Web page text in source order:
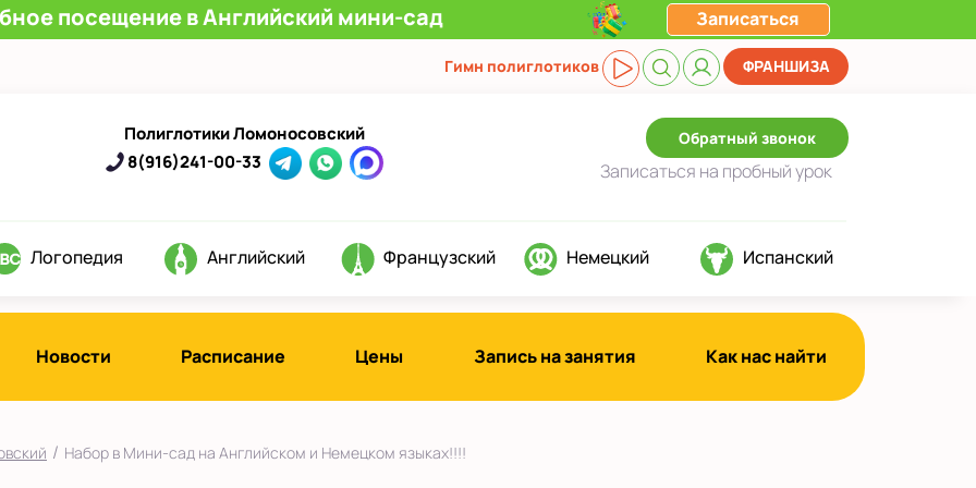
посещение в Английский мини-сад Записаться
Гимн полиглотиков ФРАНШИЗА
Полиглотики Ломоносовский
8(916)241-00-33
Обратный звонок
Записаться на пробный урок
Логопедия Английский Французский Немецкий Испанский
Новости Расписание Цены Запись на занятия Как нас найти
/ Набор в Мини-сад на Английском и Немецком языках!!!!